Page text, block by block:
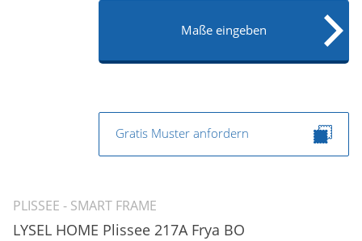
PLISSEE - SMART FRAME
LYSEL HOME Plissee 217A Frya BO
Maße eingeben
Gratis Muster anfordern